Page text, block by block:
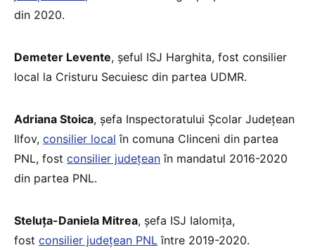
din 2020.
Demeter Levente, șeful ISJ Harghita, fost consilier
local la Cristuru Secuiesc din partea UDMR.
Adriana Stoica, șefa Inspectoratului Școlar Județean
Ilfov, consilier local în comuna Clinceni din partea
PNL, fost consilier județean în mandatul 2016-2020
din partea PNL.
Steluța-Daniela Mitrea, șefa ISJ Ialomița,
fost consilier județean PNL între 2019-2020.